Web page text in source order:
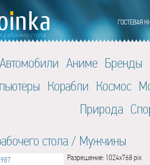
Автомобили Аниме Бренды
Корабли Космос
Природа
стола / Мужчины
Разрешение: 1024x768 pix